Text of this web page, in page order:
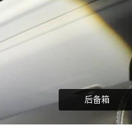
后备箱